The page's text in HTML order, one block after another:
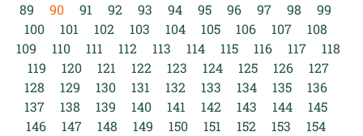
89
90 91 92 93 94 95 96 97 98
99
100
101 102 103 104 105 106 107
108
109
110 111 112 113 114 115 116 117
118
119
120 121 122 123 124 125 126
127
128
129 130 131 132 133 134 135
136
137
138 139 140 141 142 143 144
145
146
147 148 149 150 151 152 153
154